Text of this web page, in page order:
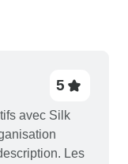
5
avec Silk
Les